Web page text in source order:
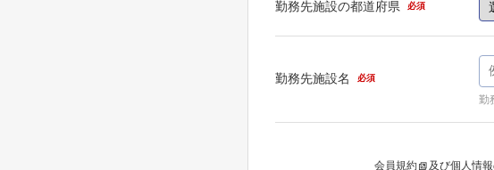
勤務先施設の都道府県 必須
勤務先施設名 必須
勤
会員規約 及び個人情